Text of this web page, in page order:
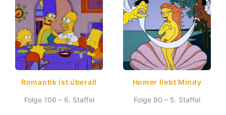
Romantik ist überall
Folge 106 – 6. Staffel
Homer liebt Mindy
Folge 90 – 5. Staffel